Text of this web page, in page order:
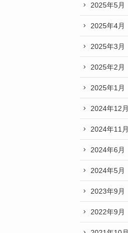
2025年5月
2025年4月
2025年3月
2025年2月
2025年1月
2024年12月
2024年11月
2024年6月
2024年5月
2023年9月
2022年9月